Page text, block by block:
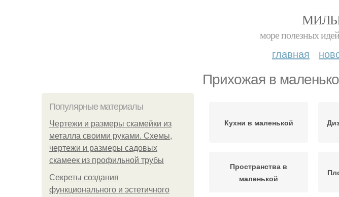
море полезных
главная
Прихожая в
Популярные материалы
Чертежи и размеры скамейки из
металла своими руками. Схемы,
чертежи и размеры садовых
скамеек из профильной трубы
Секреты создания
функционального и эстетичного
Кухни в маленькой
Пространства в
маленькой